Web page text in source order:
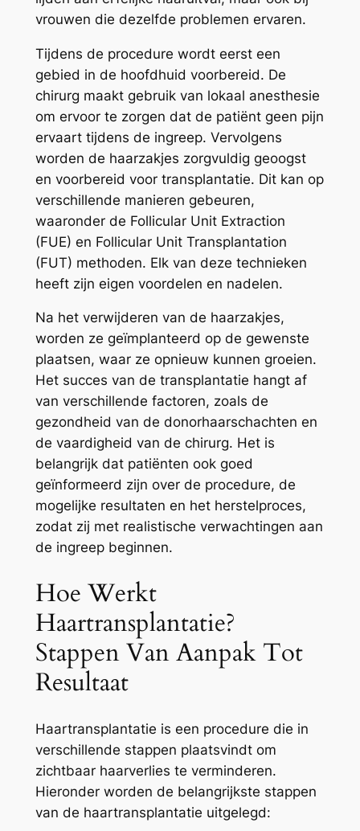
vrouwen die dezelfde problemen ervaren.
Tijdens de procedure wordt eerst een
gebied in de hoofdhuid voorbereid. De
chirurg maakt gebruik van lokaal anesthesie
om ervoor te zorgen dat de patiënt geen pijn
ervaart tijdens de ingreep. Vervolgens
worden de haarzakjes zorgvuldig geoogst
en voorbereid voor transplantatie. Dit kan op
verschillende manieren gebeuren,
waaronder de Follicular Unit Extraction
(FUE) en Follicular Unit Transplantation
(FUT) methoden. Elk van deze technieken
heeft zijn eigen voordelen en nadelen.
Na het verwijderen van de haarzakjes,
worden ze geïmplanteerd op de gewenste
plaatsen, waar ze opnieuw kunnen groeien.
Het succes van de transplantatie hangt af
van verschillende factoren, zoals de
gezondheid van de donorhaarschachten en
de vaardigheid van de chirurg. Het is
belangrijk dat patiënten ook goed
geïnformeerd zijn over de procedure, de
mogelijke resultaten en het herstelproces,
zodat zij met realistische verwachtingen aan
de ingreep beginnen.
Hoe Werkt
Haartransplantatie?
Stappen Van Aanpak Tot
Resultaat
Haartransplantatie is een procedure die in
verschillende stappen plaatsvindt om
zichtbaar haarverlies te verminderen.
Hieronder worden de belangrijkste stappen
van de haartransplantatie uitgelegd: